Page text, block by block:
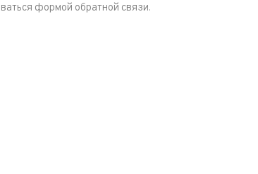
формой обратной связи.